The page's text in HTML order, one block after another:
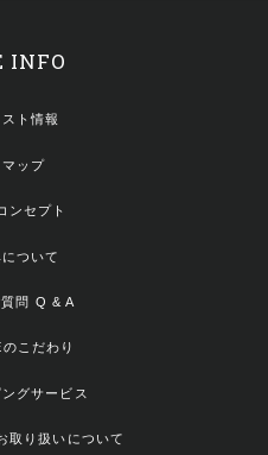
INFO
ト情報
ップ
ンセプト
ついて
問 Q & A
こだわり
グサービス
取り扱いについて